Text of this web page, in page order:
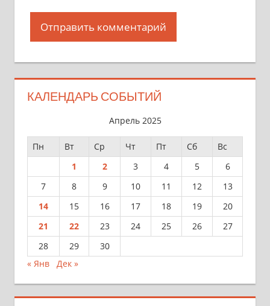
КАЛЕНДАРЬ СОБЫТИЙ
Апрель 2025
Пн Вт Ср Чт Пт Сб
Вс
1
2 3 4 5
6
7
8 9 10 11 12
13
14
15 16 17 18 19
20
21
22 23 24 25 26
27
28
29
30
« Янв
Дек »